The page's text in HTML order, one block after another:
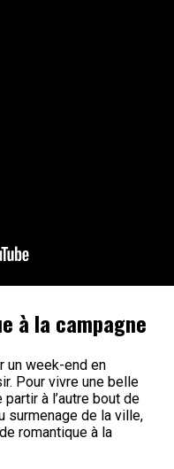
à la campagne
un week-end en
Pour vivre une belle
à l’autre bout de
surmenage de la ville,
romantique à la